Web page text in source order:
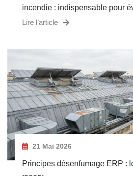
incendie : indispensable pour
Lire l’article
21 Mai 2026
Principes désenfumage ERP :